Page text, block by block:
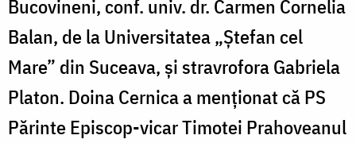
Bucovineni, conf. univ. dr. Carmen Cornelia
Balan, de la Universitatea „Ștefan cel
Mare” din Suceava, și stravrofora Gabriela
Platon. Doina Cernica a menționat că PS
Părinte Episcop-vicar Timotei Prahoveanul